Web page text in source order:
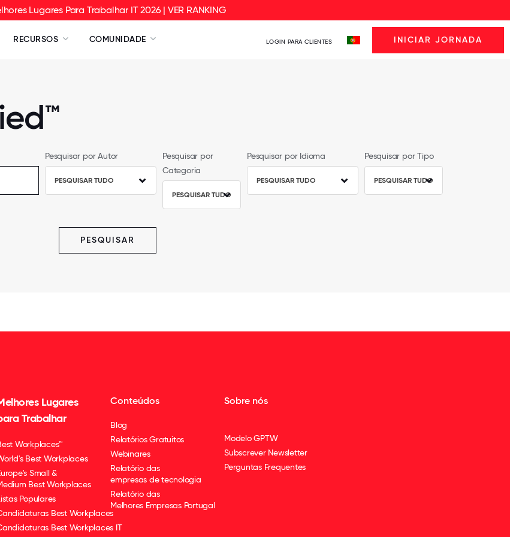
Lugares Para Trabalhar IT 2026 | VER RANKING
RECURSOS COMUNIDADE LOGIN PARA CLIENTES INICIAR JORNADA
Pesquisar por Autor
PESQUISAR TUDO
Pesquisar por
Categoria
PESQUISAR TUDO
Pesquisar por Idioma
PESQUISAR TUDO
Pesquisar por Tipo
PESQUISAR TUDO
PESQUISAR
Lugares
Trabalhar
Workplaces™
Best Workplaces
Small &
Best Workplaces
Populares
Best Workplaces
Best Workplaces IT
Conteúdos
Blog
Relatórios Gratuitos
Webinares
Relatório das
empresas de tecnologia
Relatório das
Melhores Empresas Portugal
Sobre nós
Modelo GPTW
Subscrever Newsletter
Perguntas Frequentes